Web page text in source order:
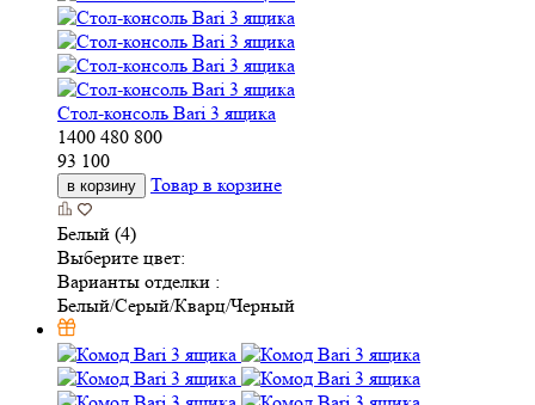
Стол-консоль Bari 3 ящика
1400 480 800
93 100
в корзину Товар в корзине
Белый (4)
Выберите цвет:
Варианты отделки :
Белый/Серый/Кварц/Черный